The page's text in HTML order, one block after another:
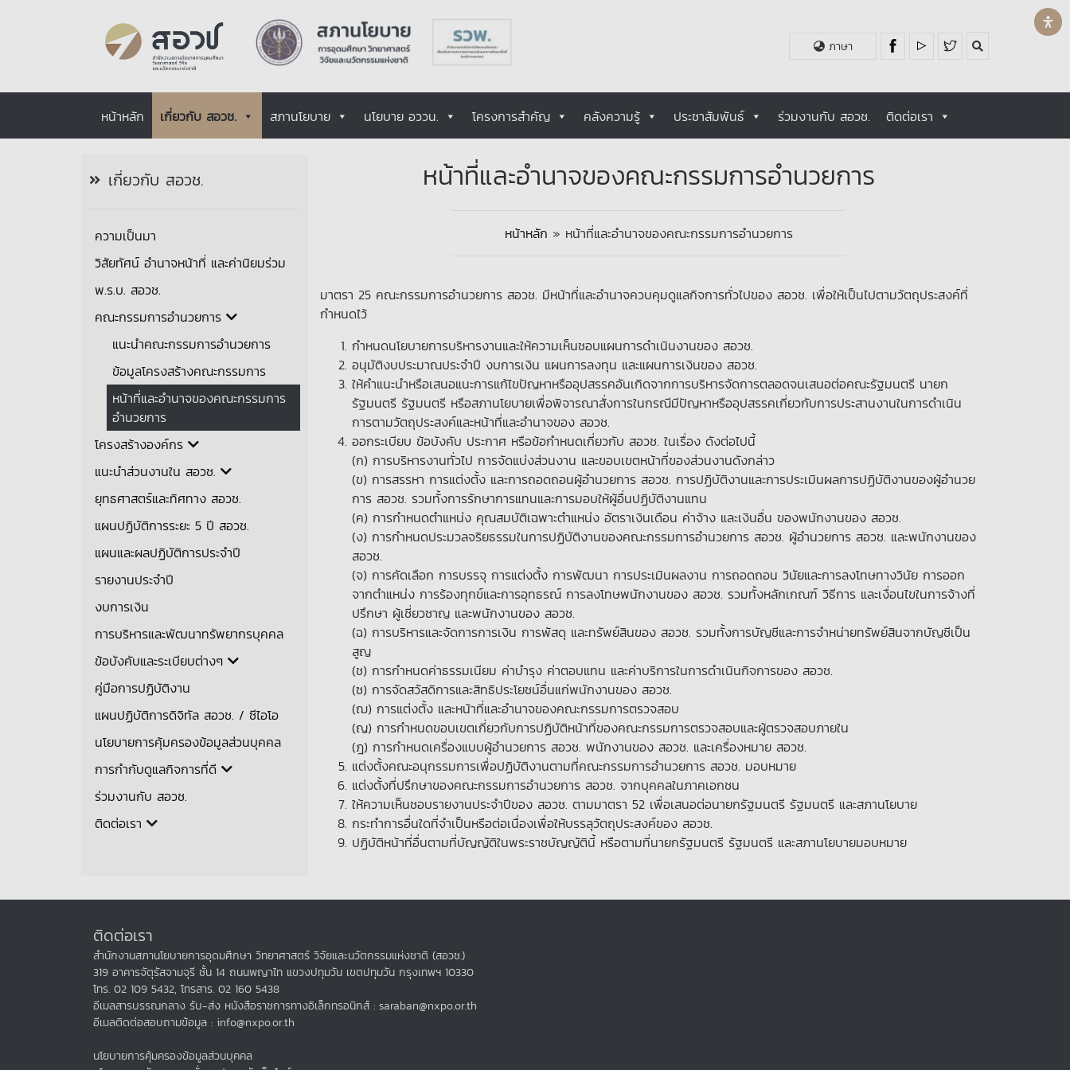
ภาษา
หน้าหลัก เกี่ยวกับ สอวช. สภานโยบาย นโยบาย อววน. โครงการสำคัญ คลังความรู้ ประชาสัมพันธ์ ร่วมงานกับ สอวช. ติดต่อเรา
เกี่ยวกับ สอวช.
ความเป็นมา
วิสัยทัศน์ อำนาจหน้าที่ และค่านิยมร่วม
พ.ร.บ. สอวช.
คณะกรรมการอำนวยการ
แนะนำคณะกรรมการอำนวยการ
ข้อมูลโครงสร้างคณะกรรมการ
หน้าที่และอำนาจของคณะกรรมการ
อำนวยการ
โครงสร้างองค์กร
แนะนำส่วนงานใน สอวช.
ยุทธศาสตร์และทิศทาง สอวช.
แผนปฏิบัติการระยะ 5 ปี สอวช.
แผนและผลปฏิบัติการประจำปี
รายงานประจำปี
งบการเงิน
การบริหารและพัฒนาทรัพยากรบุคคล
ข้อบังคับและระเบียบต่างๆ
คู่มือการปฏิบัติงาน
แผนปฏิบัติการดิจิทัล สอวช. / ซีไอโอ
นโยบายการคุ้มครองข้อมูลส่วนบุคคล
การกำกับดูแลกิจการที่ดี
ร่วมงานกับ สอวช.
ติดต่อเรา
หน้าที่และอำนาจของคณะกรรมการอำนวยการ
หน้าหลัก » หน้าที่และอำนาจของคณะกรรมการอำนวยการ
มาตรา 25 คณะกรรมการอำนวยการ สอวช. มีหน้าที่และอำนาจควบคุมดูแลกิจการทั่วไปของ สอวช. เพื่อให้เป็นไปตามวัตถุประสงค์ที่
กำหนดไว้
กำหนดนโยบายการบริหารงานและให้ความเห็นชอบแผนการดำเนินงานของ สอวช.
อนุมัติงบประมาณประจำปี งบการเงิน แผนการลงทุน และแผนการเงินของ สอวช.
ให้คำแนะนำหรือเสนอแนะการแก้ไขปัญหาหรืออุปสรรคอันเกิดจากการบริหารจัดการตลอดจนเสนอต่อคณะรัฐมนตรี นายก
รัฐมนตรี รัฐมนตรี หรือสภานโยบายเพื่อพิจารณาสั่งการในกรณีมีปัญหาหรืออุปสรรคเกี่ยวกับการประสานงานในการดำเนิน
การตามวัตถุประสงค์และหน้าที่และอำนาจของ สอวช.
ออกระเบียบ ข้อบังคับ ประกาศ หรือข้อกำหนดเกี่ยวกับ สอวช. ในเรื่อง ดังต่อไปนี้
(ก) การบริหารงานทั่วไป การจัดแบ่งส่วนงาน และขอบเขตหน้าที่ของส่วนงานดังกล่าว
(ข) การสรรหา การแต่งตั้ง และการถอดถอนผู้อำนวยการ สอวช. การปฏิบัติงานและการประเมินผลการปฏิบัติงานของผู้อำนวย
การ สอวช. รวมทั้งการรักษาการแทนและการมอบให้ผู้อื่นปฏิบัติงานแทน
(ค) การกำหนดตำแหน่ง คุณสมบัติเฉพาะตำแหน่ง อัตราเงินเดือน ค่าจ้าง และเงินอื่น ของพนักงานของ สอวช.
(ง) การกำหนดประมวลจริยธรรมในการปฏิบัติงานของคณะกรรมการอำนวยการ สอวช. ผู้อำนวยการ สอวช. และพนักงานของ
สอวช.
(จ) การคัดเลือก การบรรจุ การแต่งตั้ง การพัฒนา การประเมินผลงาน การถอดถอน วินัยและการลงโทษทางวินัย การออก
จากตำแหน่ง การร้องทุกข์และการอุทธรณ์ การลงโทษพนักงานของ สอวช. รวมทั้งหลักเกณฑ์ วิธีการ และเงื่อนไขในการจ้างที่
ปรึกษา ผู้เชี่ยวชาญ และพนักงานของ สอวช.
(ฉ) การบริหารและจัดการการเงิน การพัสดุ และทรัพย์สินของ สอวช. รวมทั้งการบัญชีและการจำหน่ายทรัพย์สินจากบัญชีเป็น
สูญ
(ช) การกำหนดค่าธรรมเนียม ค่าบำรุง ค่าตอบแทน และค่าบริการในการดำเนินกิจการของ สอวช.
(ซ) การจัดสวัสดิการและสิทธิประโยชน์อื่นแก่พนักงานของ สอวช.
(ฌ) การแต่งตั้ง และหน้าที่และอำนาจของคณะกรรมการตรวจสอบ
(ญ) การกำหนดขอบเขตเกี่ยวกับการปฏิบัติหน้าที่ของคณะกรรมการตรวจสอบและผู้ตรวจสอบภายใน
(ฎ) การกำหนดเครื่องแบบผู้อำนวยการ สอวช. พนักงานของ สอวช. และเครื่องหมาย สอวช.
แต่งตั้งคณะอนุกรรมการเพื่อปฏิบัติงานตามที่คณะกรรมการอำนวยการ สอวช. มอบหมาย
แต่งตั้งที่ปรึกษาของคณะกรรมการอำนวยการ สอวช. จากบุคคลในภาคเอกชน
ให้ความเห็นชอบรายงานประจำปีของ สอวช. ตามมาตรา 52 เพื่อเสนอต่อนายกรัฐมนตรี รัฐมนตรี และสภานโยบาย
กระทำการอื่นใดที่จำเป็นหรือต่อเนื่องเพื่อให้บรรลุวัตถุประสงค์ของ สอวช.
ปฏิบัติหน้าที่อื่นตามที่บัญญัติในพระราชบัญญัตินี้ หรือตามที่นายกรัฐมนตรี รัฐมนตรี และสภานโยบายมอบหมาย
ติดต่อเรา
สำนักงานสภานโยบายการอุดมศึกษา วิทยาศาสตร์ วิจัยและนวัตกรรมแห่งชาติ (สอวช.)
319 อาคารจัตุรัสจามจุรี ชั้น 14 ถนนพญาไท แขวงปทุมวัน เขตปทุมวัน กรุงเทพฯ 10330
โทร. 02 109 5432, โทรสาร. 02 160 5438
อีเมลสารบรรณกลาง รับ-ส่ง หนังสือราชการทางอิเล็กทรอนิกส์ : saraban@nxpo.or.th
อีเมลติดต่อสอบถามข้อมูล : info@nxpo.or.th
นโยบายการคุ้มครองข้อมูลส่วนบุคคล